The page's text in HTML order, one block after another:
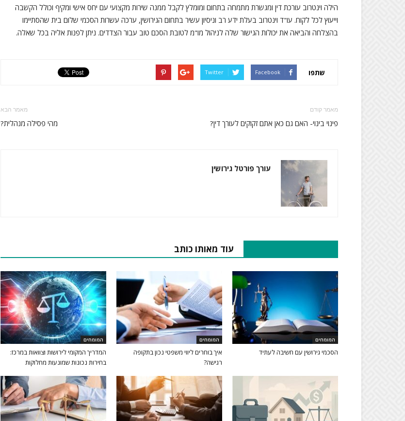
הילה וינטרוב עורכת דין ומגשרת מתמחה בתחום ומומלץ לקבל ממנה שירות מקצועי עם יחס אישי ומקיף וכולל הקשבה
וייעוץ לכל לקוח. עו"ד וינטרוב בעלת ידע רב וניסיון עשיר בתחום הגירושין, ערכה עשרות הסכמי שלום בית שהסתיימו
בהצלחה והביאה את יכולות הגישור שלה לניהול מו"מ לטובת הסכם טוב עבור הצדדים. ניתן לפנות אליה בכל שאלה.
שתפו Facebook
Twitter
מאמר קודם
פינוי בינוי- האם גם כאן אתם זקוקים לעורך דין?
מאמר הבא
מהי פסילה מנהלית?
עורך פורטל גירושין
עוד מאותו כותב
המומחים
הסכמי גירושין עם חשיבה לעתיד
המומחים
איך בוחרים ליווי משפטי נכון בתקופה
רגישה?
המומחים
המדריך המקומי לירושות וצוואות במרכז:
בחירות נכונות שמונעות מחלוקות